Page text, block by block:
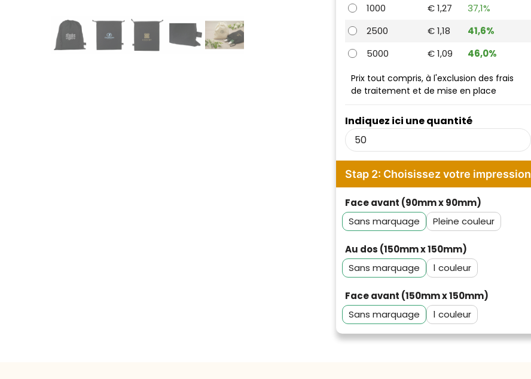
1000
€ 1,27
37,1%
2500
€ 1,18
41,6%
5000
€ 1,09 46,0%
Indiquez ici une quantité
Prix tout compris, à l'exclusion des frais
de traitement et de mise en place
Stap 2: Choisissez votre impression
Face avant (90mm x 90mm)
Sans marquage
Pleine couleur
Au dos (150mm x 150mm)
Sans marquage
1
Face avant (150mm x 150mm)
Sans marquage
1
Klantenbeoordelingen laten zien
hoe een website in het
algemeen aan de behoeften